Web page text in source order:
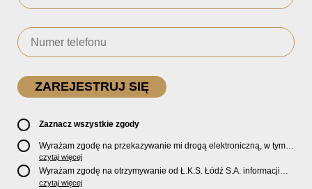
Zaznacz wszystkie zgody
Wyrażam zgodę na przekazywanie mi drogą elektroniczną, w tym
pocztą e-mail, oficjalnego newslettera oraz informacji o zniżkach,
promocjach, nowościach, biletach, karnetach, ofercie sklepu U2
Store oraz serwisu bilety.lkslodz.pl i innych produktach oraz
czytaj więcej
Wyrażam zgodę na otrzymywanie od Ł.K.S. Łódź S.A. informacji
marketingowych dotyczących działalności spółki, ofert, wydarzeń i
czytaj więcej